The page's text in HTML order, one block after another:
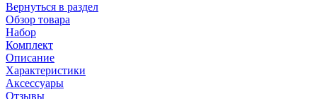
Вернуться в раздел
Обзор товара
Набор
Комплект
Описание
Характеристики
Аксессуары
Отзывы